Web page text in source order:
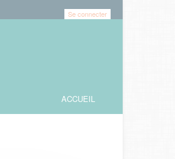
Se connecter
ACCUEIL